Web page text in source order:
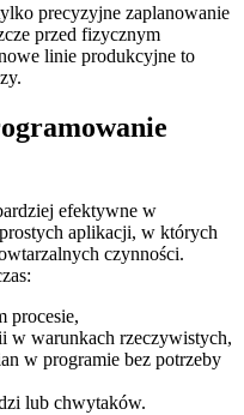
precyzyjne zaplanowanie
przed fizycznym
linie produkcyjne to
efektywne w
aplikacji, w których
czynności.
procesie,
w warunkach rzeczywistych,
w programie bez potrzeby
lub chwytaków.